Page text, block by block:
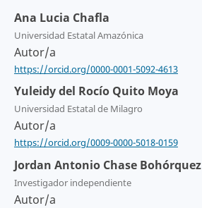
Ana Lucia Chafla
Universidad Estatal Amazónica
Autor/a
https://orcid.org/0000-0001-5092-4613
Yuleidy del Rocío Quito Moya
Universidad Estatal de Milagro
Autor/a
https://orcid.org/0009-0000-5018-0159
Jordan Antonio Chase Bohórquez
Investigador independiente
Autor/a